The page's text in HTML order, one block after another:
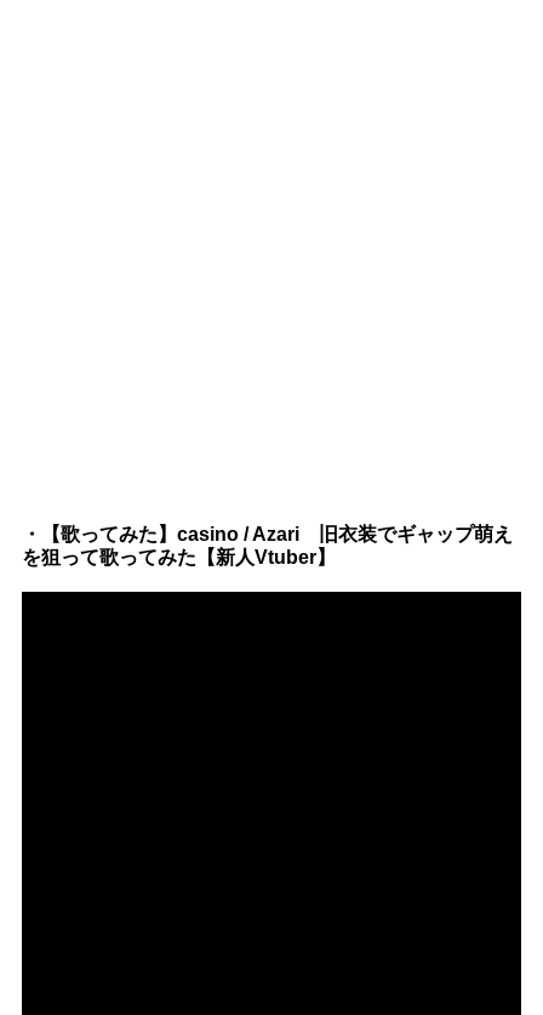
・【歌ってみた】casino / Azari 旧衣装でギャップ萌え
を狙って歌ってみた【新人Vtuber】